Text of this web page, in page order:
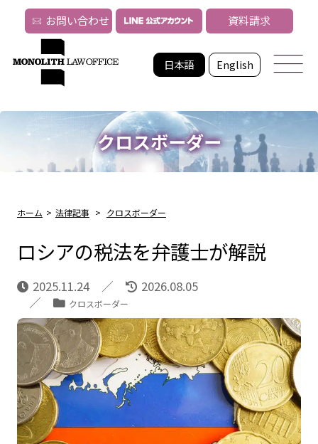
日本語 English
お問い合わせ 資料請求
クロスボーダー
ホーム > 法律記事 > クロスボーダー
ロシアの税法を弁護士が解説
2025.11.24 2026.08.05
クロスボーダー